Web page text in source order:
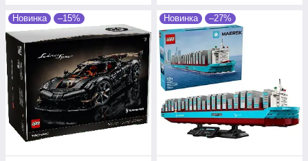
Новинка –15% Новинка –27%